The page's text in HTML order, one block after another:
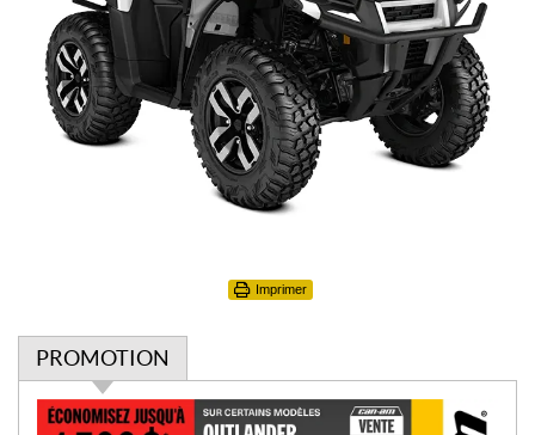
Imprimer
PROMOTION
P